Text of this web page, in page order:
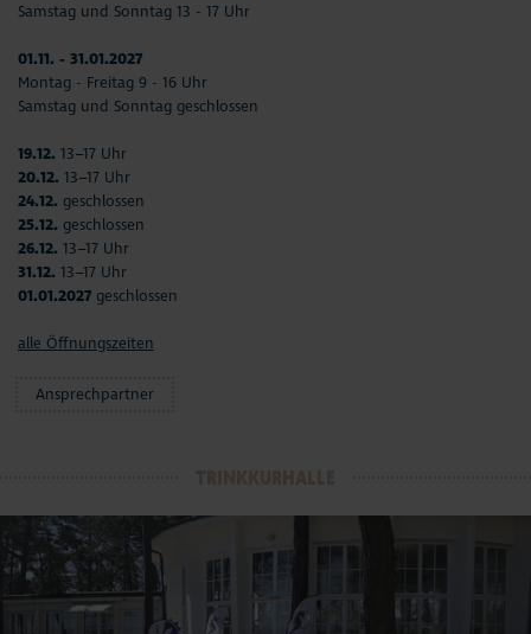
Samstag und Sonntag 13 - 17 Uhr
01.11. - 31.01.2027
Montag - Freitag 9 - 16 Uhr
Samstag und Sonntag geschlossen
19.12. 13–17 Uhr
20.12. 13–17 Uhr
24.12. geschlossen
25.12. geschlossen
26.12. 13–17 Uhr
31.12. 13–17 Uhr
01.01.2027 geschlossen
alle Öffnungszeiten
Ansprechpartner